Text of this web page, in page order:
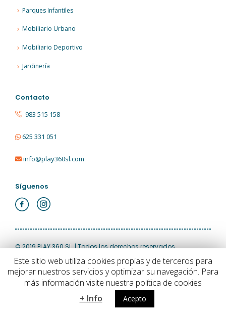
Parques Infantiles
Mobiliario Urbano
Mobiliario Deportivo
Jardinería
Contacto
983 515 158
625 331 051
info@play360sl.com
Síguenos
© 2019 PLAY 360 SL. | Todos los derechos reservados
Aviso Legal| Política de Privacidad |Política de Cookies
Este sitio web utiliza cookies propias y de terceros para
mejorar nuestros servicios y optimizar su navegación. Para
más información visite nuestra política de cookies
+ Info
Acepto